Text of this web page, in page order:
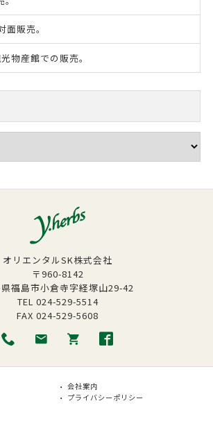
販売。
物産館での販売。
オリエンタルSK株式会社
〒960-8142
福島市小倉寺字経塚山29-42
TEL 024-529-5514
FAX 024-529-5608
会社案内
プライバシーポリシー